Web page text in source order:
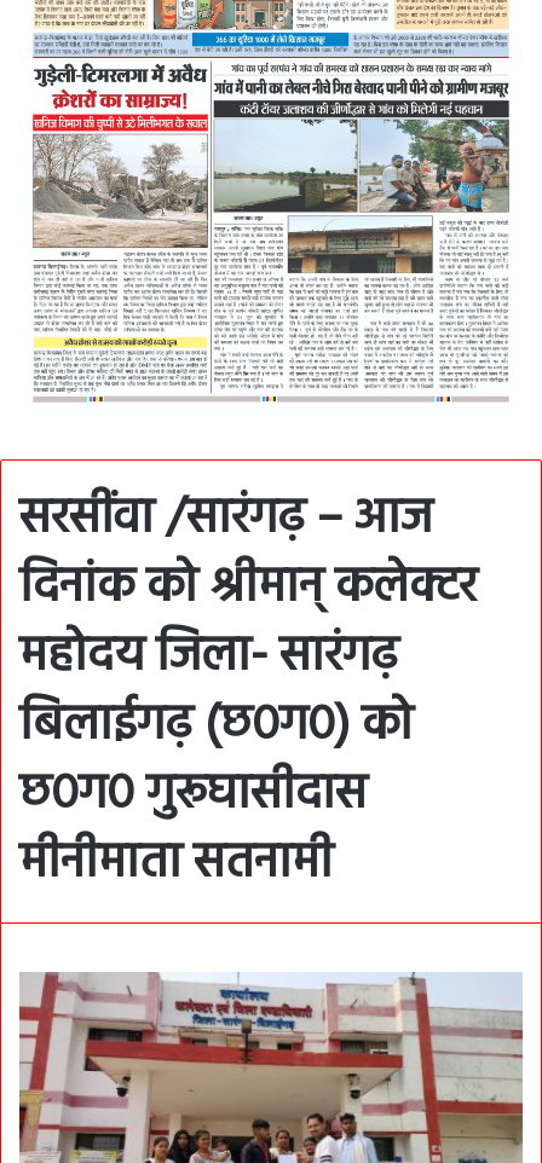
सरसींवा /सारंगढ़ – आज
दिनांक को श्रीमान् कलेक्टर
महोदय जिला- सारंगढ़
बिलाईगढ़ (छ०ग०) को
छ०ग० गुरूघासीदास
मीनीमाता सतनामी